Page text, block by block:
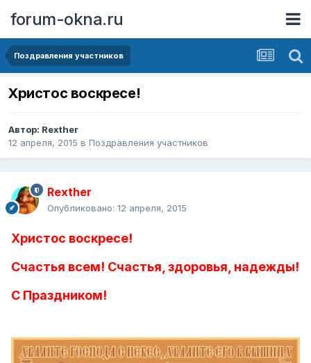
forum-okna.ru
Поздравления участников
Христос воскресе!
Автор: Rexther
12 апреля, 2015 в Поздравления участников
Rexther
Опубликовано: 12 апреля, 2015
Христос воскресе!
Счастья всем! Счастья, здоровья, надежды!
С Праздником!